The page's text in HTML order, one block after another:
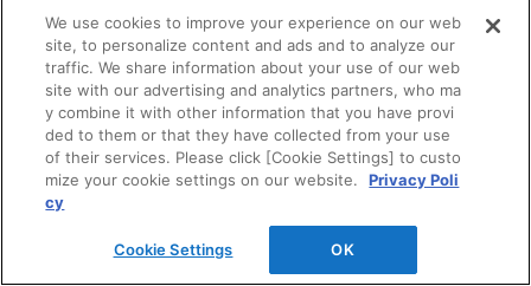
お問い合わせ
ログイン
建築・設計関係者様向けサイト
ユーザー登録サービス
WEB見積システム
We use cookies to improve your experience on our web
site, to personalize content and ads and to analyze our
traffic. We share information about your use of our web
site with our advertising and analytics partners, who ma
y combine it with other information that you have provi
ded to them or that they have collected from your use
of their services. Please click [Cookie Settings] to custo
mize your cookie settings on our website.
Privacy Poli
cy
Cookie Settings OK